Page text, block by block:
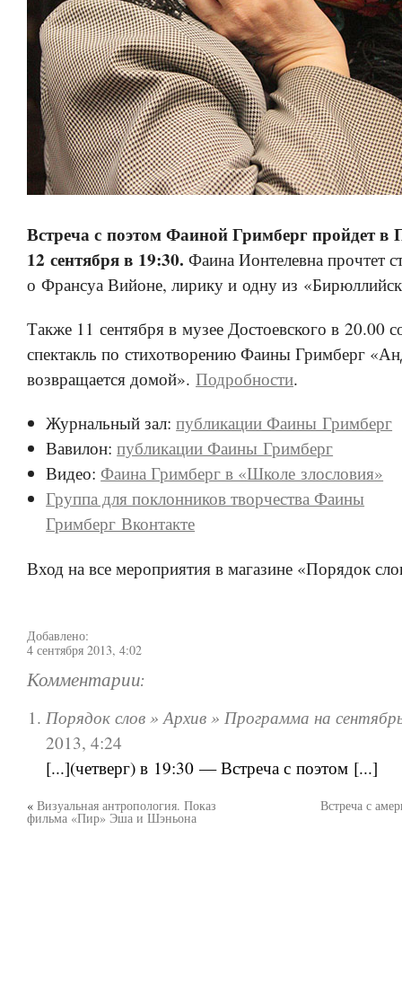
Встреча с поэтом Фаиной Гримберг пройдет в
12 сентября в 19:30. Фаина Ионтелевна прочтет
о Франсуа Вийоне, лирику и одну из
Также 11 сентября в музее Достоевского в 20.00
спектакль по стихотворению Фаины Гримберг
возвращается домой». Подробности.
Журнальный зал:публикации Фаины Гримберг
Вавилон:публикации Фаины Гримберг
Видео:Фаина Гримберг в «Школе злословия»
Группа для поклонников творчества Фаины
Гримберг Вконтакте
Вход на все мероприятия в магазине «Порядок
Добавлено:
4 сентября 2013, 4:02
Комментарии:
Порядок слов » Архив » Программа на
2013, 4:24
[...](четверг) в 19:30 — Встреча с поэтом [...]
« Визуальная антропология. Показ
фильма «Пир» Эша и Шэньона
Встреча с